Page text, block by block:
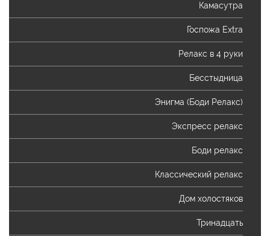
Камасутра
Госпожа Extra
Релакс в 4 руки
Бесстыдница
Энигма (Боди Релакс)
Экспресс релакс
Боди релакс
Классический релакс
Дом холостяков
Тринадцать